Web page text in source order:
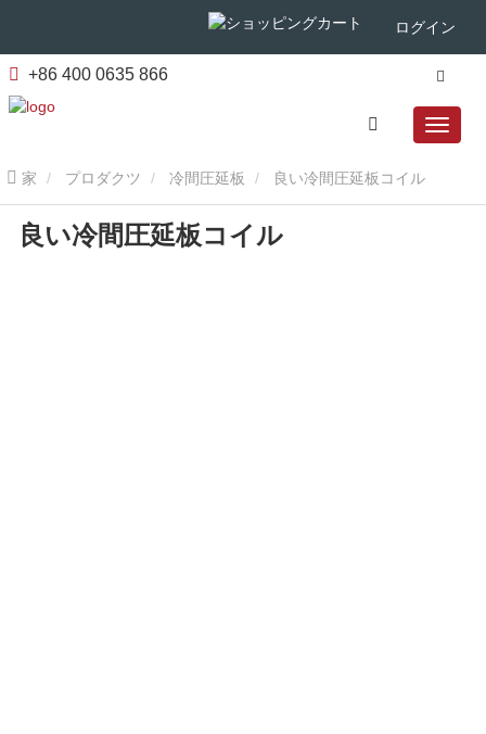
ログイン
+86 400 0635 866
家 プロダクツ 冷間圧延板 良い冷間圧延板コイル
良い冷間圧延板コイル